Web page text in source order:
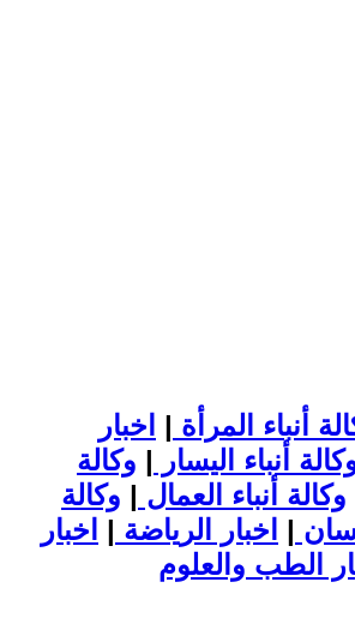
أنباء المرأة | اخبار
أنباء اليسار | وكالة
وكالة أنباء العمال | وكالة
| اخبار الرياضة | اخبار